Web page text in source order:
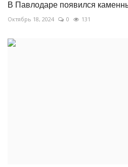
В Павлодаре появился
Октябрь 18, 2024 0 131